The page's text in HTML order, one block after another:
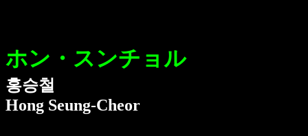
ホン・スンチョル
홍승철
Hong Seung-Cheor